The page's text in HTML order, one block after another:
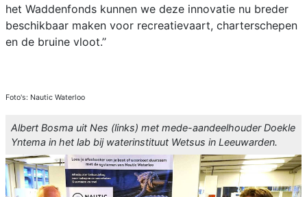
het Waddenfonds kunnen we deze innovatie nu breder
beschikbaar maken voor recreatievaart, charterschepen
en de bruine vloot.’’
Foto's: Nautic Waterloo
Albert Bosma uit Nes (links) met mede-aandeelhouder Doekle
Yntema in het lab bij waterinstituut Wetsus in Leeuwarden.